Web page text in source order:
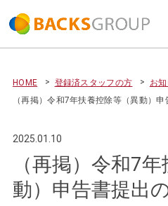
HOME 登録済スタッフの方
お
（再掲）令和7年扶養控除等（異動）
2025.01.10
（再掲）令和7
動）申告書提出